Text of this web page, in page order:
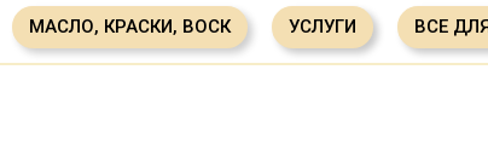
МАСЛО, КРАСКИ, ВОСК УСЛУГИ ВСЕ